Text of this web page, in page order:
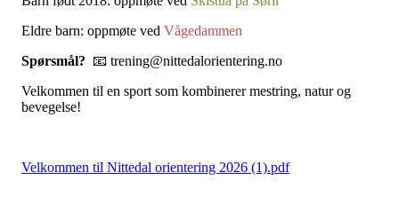
Eldre barn: oppmøte ved Vågedammen
Spørsmål? 📧 trening@nittedalorientering.no
Velkommen til en sport som kombinerer mestring, natur og
bevegelse!
Velkommen til Nittedal orientering 2026 (1).pdf